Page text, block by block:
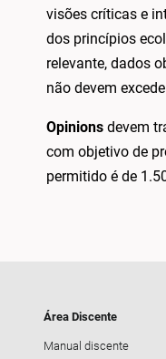
visões críticas e
dos princípios
relevante, dados
não devem
Opinions devem
com objetivo de
permitido é de
Área Discente
Manual discente